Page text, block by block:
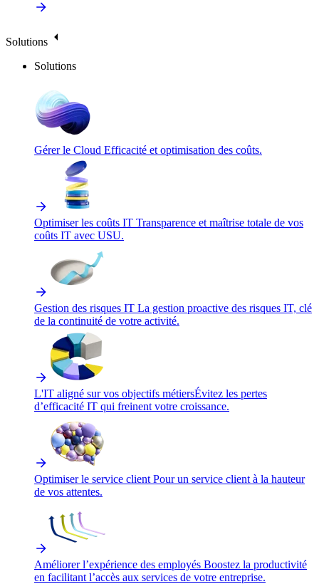
Solutions
Solutions
Gérer le Cloud Efficacité et optimisation des coûts.
Optimiser les coûts IT Transparence et maîtrise totale de vos
coûts IT avec USU.
Gestion des risques IT La gestion proactive des risques IT, clé
de la continuité de votre activité.
L'IT aligné sur vos objectifs métiersÉvitez les pertes
d’efficacité IT qui freinent votre croissance.
Optimiser le service client Pour un service client à la hauteur
de vos attentes.
Améliorer l’expérience des employés Boostez la productivité
en facilitant l’accès aux services de votre entreprise.